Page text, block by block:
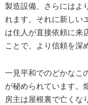
製造設備、さらにはよ
れます。それに新しい
は住人が直接依頼に来
ことで、より信頼を深
一見平和でのどかなこ
が秘められています。
房主は屋根裏で亡くな